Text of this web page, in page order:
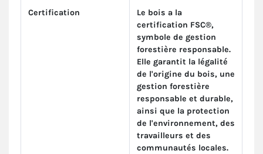
Certification
Le bois a la
certification FSC®,
symbole de gestion
forestière responsable.
Elle garantit la légalité
de l'origine du bois, une
gestion forestière
responsable et durable,
ainsi que la protection
de l'environnement, des
travailleurs et des
communautés locales.